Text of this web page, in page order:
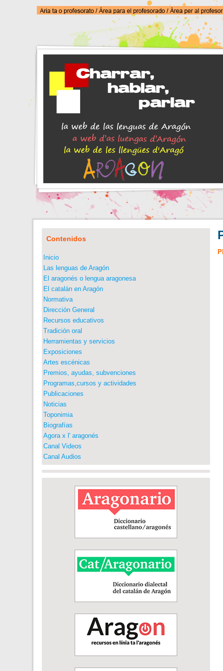
Contenidos
Inicio
Las lenguas de Aragón
El aragonés o lengua aragonesa
El catalán en Aragón
Normativa
Dirección General
Recursos educativos
Tradición oral
Herramientas y servicios
Exposiciones
Artes escénicas
Premios, ayudas, subvenciones
Programas,cursos y actividades
Publicaciones
Noticias
Toponimia
Biografías
Agora x l' aragonés
Canal Videos
Canal Audios